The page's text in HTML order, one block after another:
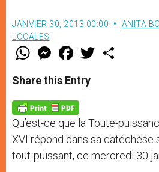
JANVIER 30, 2013 00:00 ANITA
LOCALES
W
t
s
p
p
M
e
s
e
g
e
r
F
a
e
b
o
k
w
Share this Entry
Qu’est-ce que la Toute-
XVI répond dans sa catéchèse
tout-puissant, ce mercredi 30